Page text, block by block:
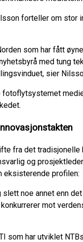
forteller om stor
som har fått
med tung
sier
fra det
og
eksisterende profilen:
noe annet enn
mot
som har utviklet